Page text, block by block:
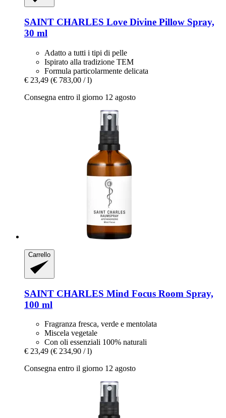
SAINT CHARLES Love Divine Pillow Spray,
30 ml
Adatto a tutti i tipi di pelle
Ispirato alla tradizione TEM
Formula particolarmente delicata
€ 23,49 (€ 783,00 / l)
Consegna entro il giorno 12 agosto
Carrello
SAINT CHARLES Mind Focus Room Spray,
100 ml
Fragranza fresca, verde e mentolata
Miscela vegetale
Con oli essenziali 100% naturali
€ 23,49 (€ 234,90 / l)
Consegna entro il giorno 12 agosto